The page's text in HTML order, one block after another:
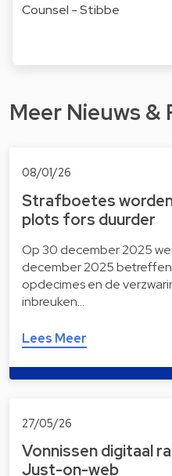
Counsel - Stibbe
Meer Nieuws
08/01/26
Strafboetes
plots fors duurder
Op 30 december 2025
december 2025
opdecimes en de
inbreuken…
Lees Meer
27/05/26
Vonnissen digitaal
Just-on-web